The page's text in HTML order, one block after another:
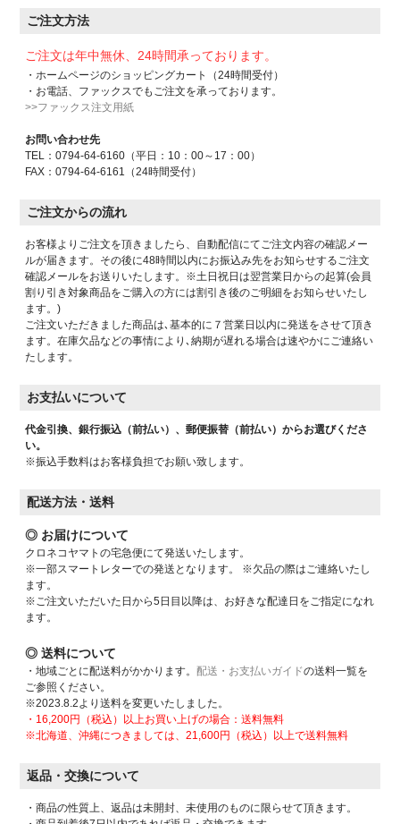
ご注文方法
ご注文は年中無休、24時間承っております。
・ホームページのショッピングカート（24時間受付）
・お電話、ファックスでもご注文を承っております。
>>ファックス注文用紙
お問い合わせ先
TEL：0794-64-6160（平日：10：00～17：00）
FAX：0794-64-6161（24時間受付）
ご注文からの流れ
お客様よりご注文を頂きましたら、自動配信にてご注文内容の確認メー
ルが届きます。その後に48時間以内にお振込み先をお知らせするご注文
確認メールをお送りいたします。※土日祝日は翌営業日からの起算(会員
割り引き対象商品をご購入の方には割引き後のご明細をお知らせいたし
ます。)
ご注文いただきました商品は､基本的に７営業日以内に発送をさせて頂き
ます。在庫欠品などの事情により､納期が遅れる場合は速やかにご連絡い
たします。
お支払いについて
代金引換、銀行振込（前払い）、郵便振替（前払い）からお選びくださ
い。
※振込手数料はお客様負担でお願い致します。
配送方法・送料
◎ お届けについて
クロネコヤマトの宅急便にて発送いたします。
※一部スマートレターでの発送となります。 ※欠品の際はご連絡いたし
ます。
※ご注文いただいた日から5日目以降は、お好きな配達日をご指定になれ
ます。
◎ 送料について
・地域ごとに配送料がかかります。 配送・お支払いガイドの送料一覧を
ご参照ください。
※2023.8.2より送料を変更いたしました。
・16,200円（税込）以上お買い上げの場合：送料無料
※北海道、沖縄につきましては、21,600円（税込）以上で送料無料
返品・交換について
・商品の性質上、返品は未開封、未使用のものに限らせて頂きます。